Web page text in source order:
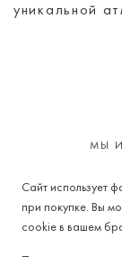
уникальной
ИЩИ МЫ
Сайт использует
при покупке. Вы
cookie в вашем